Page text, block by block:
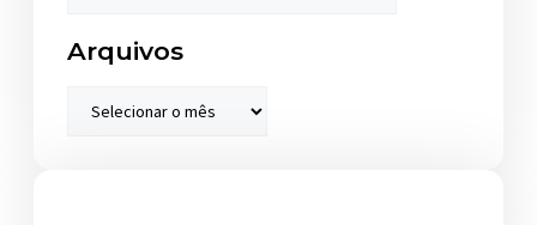
Arquivos